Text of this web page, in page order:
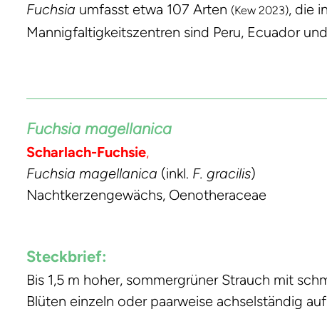
Fuchsia umfasst etwa 107 Arten (Kew 2023), die
Mannigfaltigkeitszentren sind Peru, Ecuador
Fuchsia magellanica
Scharlach-Fuchsie,
Fuchsia magellanica (inkl. F. gracilis)
Nachtkerzengewächs, Oenotheraceae
Steckbrief:
Bis 1,5 m hoher, sommergrüner Strauch mit
Blüten einzeln oder paarweise achselständig